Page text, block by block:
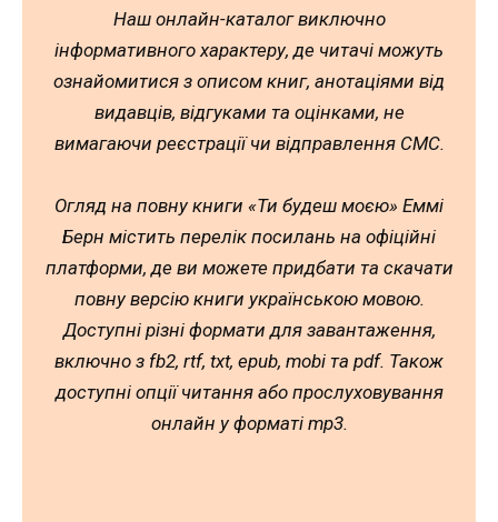
Наш онлайн-каталог виключно
інформативного характеру, де читачі можуть
ознайомитися з описом книг, анотаціями від
видавців, відгуками та оцінками, не
вимагаючи реєстрації чи відправлення СМС.
Огляд на повну книги «Ти будеш моєю» Еммі
Берн містить перелік посилань на офіційні
платформи, де ви можете придбати та скачати
повну версію книги українською мовою.
Доступні різні формати для завантаження,
включно з fb2, rtf, txt, epub, mobi та pdf. Також
доступні опції читання або прослуховування
онлайн у форматі mp3.